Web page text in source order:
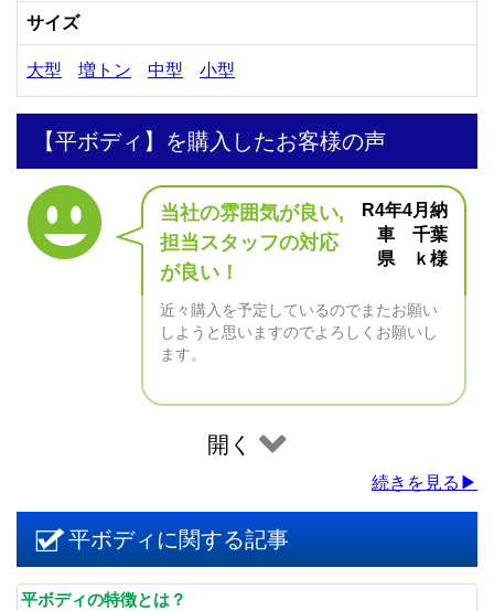
サイズ
大型 増トン 中型 小型
【平ボディ】を購入したお客様の声
当社の雰囲気が良い,
担当スタッフの対応
が良い！
R4年4月納
車 千葉
県 ｋ様
近々購入を予定しているのでまたお願い
しようと思いますのでよろしくお願いし
ます。
開く
続きを見る▶
平ボディに関する記事
平ボディの特徴とは？